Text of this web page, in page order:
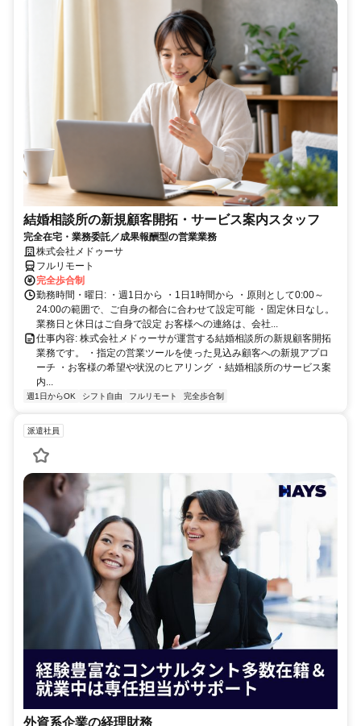
結婚相談所の新規顧客開拓・サービス案内スタッフ
完全在宅・業務委託／成果報酬型の営業業務
株式会社メドゥーサ
フルリモート
完全歩合制
勤務時間・曜日: ・週1日から ・1日1時間から ・原則として0:00～
24:00の範囲で、ご自身の都合に合わせて設定可能 ・固定休日なし。
業務日と休日はご自身で設定 お客様への連絡は、会社...
仕事内容: 株式会社メドゥーサが運営する結婚相談所の新規顧客開拓
業務です。 ・指定の営業ツールを使った見込み顧客への新規アプロ
ーチ ・お客様の希望や状況のヒアリング ・結婚相談所のサービス案
内...
週1日からOK シフト自由 フルリモート 完全歩合制
派遣社員
外資系企業の経理財務